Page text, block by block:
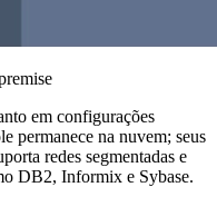
em configurações
permanece na nuvem; seus
redes segmentadas e
DB2, Informix e Sybase.